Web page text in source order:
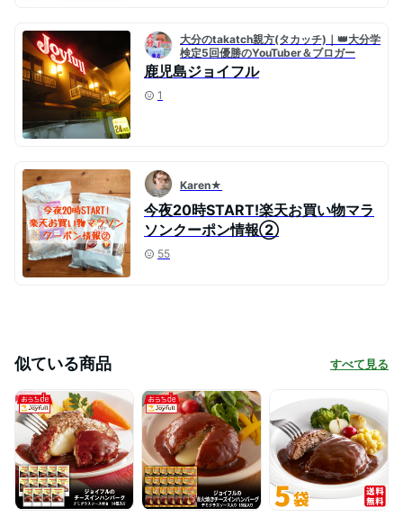
大分のtakatch親方(タカッチ)｜👑大分学
検定5回優勝のYouTuber＆ブロガー
鹿児島ジョイフル
1
Karen★
今夜20時START!楽天お買い物マラ
ソンクーポン情報②
55
似ている商品 すべて見る